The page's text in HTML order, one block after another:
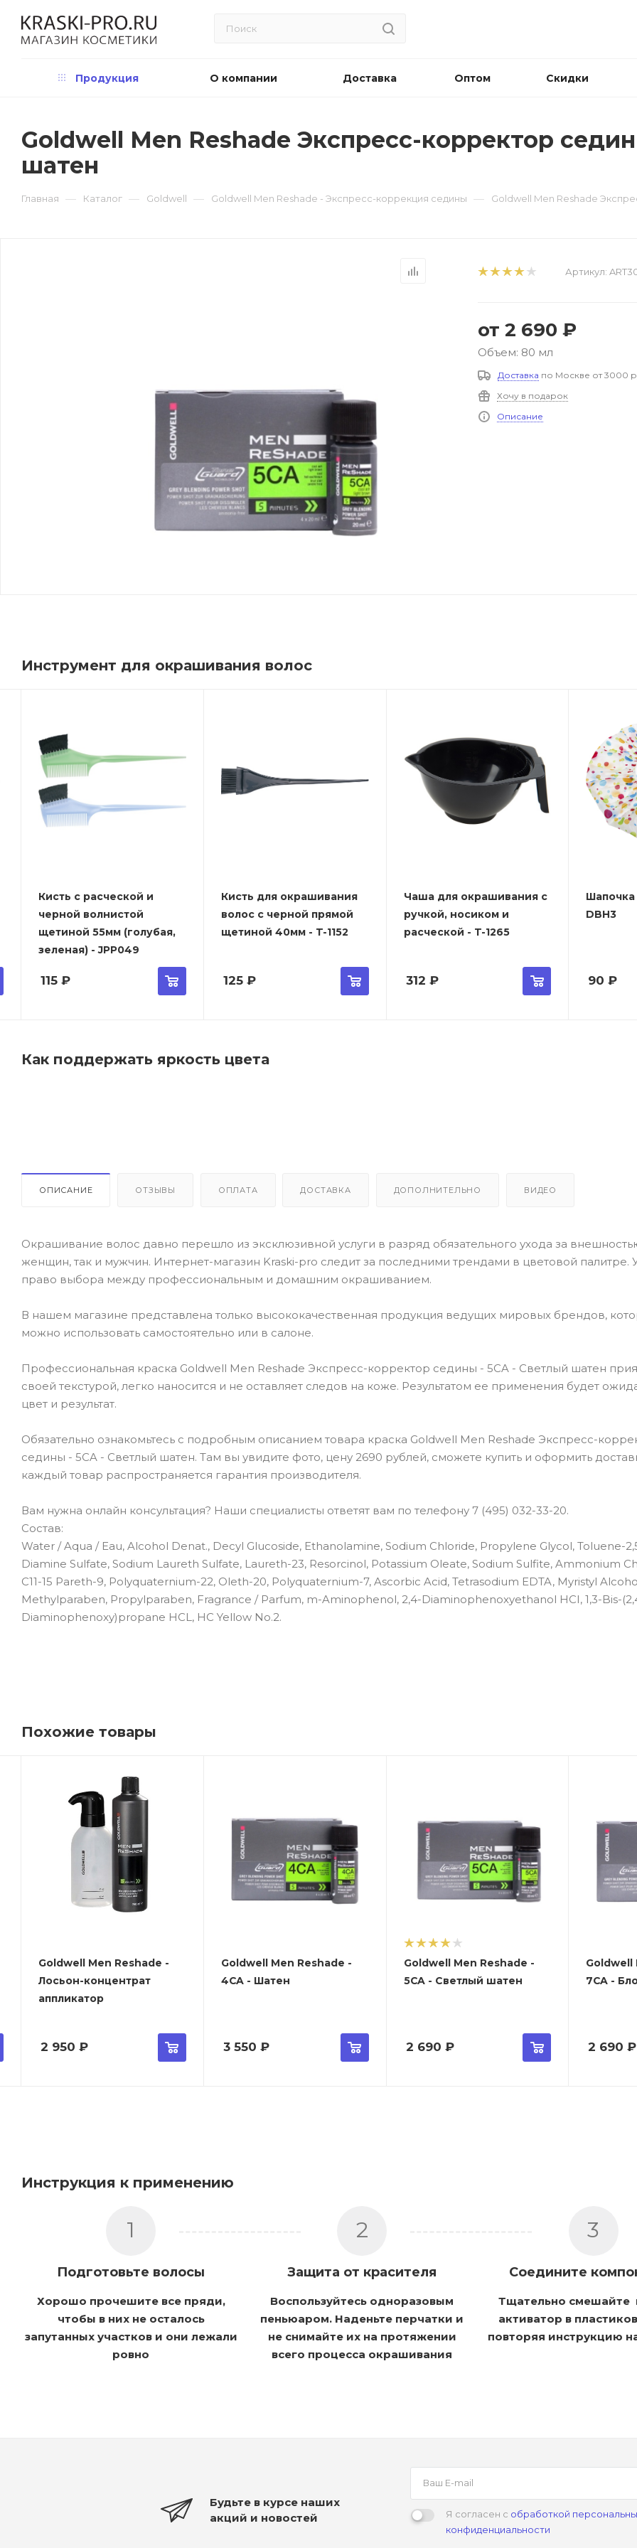
Продукция О компании Доставка Оптом Скидки
Goldwell Men Reshade Экспресс-корректор
шатен
Главная — Каталог — Goldwell — Goldwell Men Reshade - Экспресс-коррекция седины — Goldwell Men Reshade
Артикул:
от 2 690 ₽
Объем: 80 мл
Доставка по Москве от 3000
Хочу в подарок
Описание
Инструмент для окрашивания волос
Кисть с расческой и
черной волнистой
щетиной 55мм (голубая,
зеленая) - JPP049
115₽
Кисть для окрашивания
волос с черной прямой
щетиной 40мм - T-1152
125₽
Чаша для окрашивания с
ручкой, носиком и
расческой - T-1265
312 ₽
Шапочка
DBH3
90 ₽
Как поддержать яркость цвета
ОПИСАНИЕ ОТЗЫВЫ ОПЛАТА ДОСТАВКА ДОПОЛНИТЕЛЬНО ВИДЕО
Окрашивание волос давно перешло из эксклюзивной услуги в разряд обязательного ухода за
женщин, так и мужчин. Интернет-магазин Kraski-pro следит за последними трендами в цветовой палитре.
право выбора между профессиональным и домашним окрашиванием.
В нашем магазине представлена только высококачественная продукция ведущих мировых брендов,
можно использовать самостоятельно или в салоне.
Профессиональная краска Goldwell Men Reshade Экспресс-корректор седины - 5CA - Светлый шатен
своей текстурой, легко наносится и не оставляет следов на коже. Результатом ее применения будет
цвет и результат.
Обязательно ознакомьтесь с подробным описанием товара краска Goldwell Men Reshade Экспресс-
седины - 5CA - Светлый шатен. Там вы увидите фото, цену 2690 рублей, сможете купить и оформить
каждый товар распространяется гарантия производителя.
Вам нужна онлайн консультация? Наши специалисты ответят вам по телефону 7 (495) 032-33-20.
Состав:
Water / Aqua / Eau, Alcohol Denat., Decyl Glucoside, Ethanolamine, Sodium Chloride, Propylene Glycol, Toluene-
Diamine Sulfate, Sodium Laureth Sulfate, Laureth-23, Resorcinol, Potassium Oleate, Sodium Sulfite, Ammonium
C11-15 Pareth-9, Polyquaternium-22, Oleth-20, Polyquaternium-7, Ascorbic Acid, Tetrasodium EDTA, Myristyl
Methylparaben, Propylparaben, Fragrance / Parfum, m-Aminophenol, 2,4-Diaminophenoxyethanol HCI, 1,3-Bis-
Diaminophenoxy)propane HCL, HC Yellow No.2.
Похожие товары
Goldwell Men Reshade -
Лосьон-концентрат
аппликатор
2 950 ₽
Goldwell Men Reshade -
4CA - Шатен
3 550 ₽
Goldwell Men Reshade -
5CA - Светлый шатен
2 690 ₽
Goldwell
7CA -
2 690 ₽
Инструкция к применению
1
Подготовьте волосы
Хорошо прочешите все пряди,
чтобы в них не осталось
запутанных участков и они лежали
ровно
2
Защита от красителя
Воспользуйтесь одноразовым
пеньюаром. Наденьте перчатки и
не снимайте их на протяжении
всего процесса окрашивания
3
Соедините
Тщательно смешайте
активатор в
повторяя инструкцию
Будьте в курсе наших
акций и новостей
Я согласен с обработкой
конфиденциальности